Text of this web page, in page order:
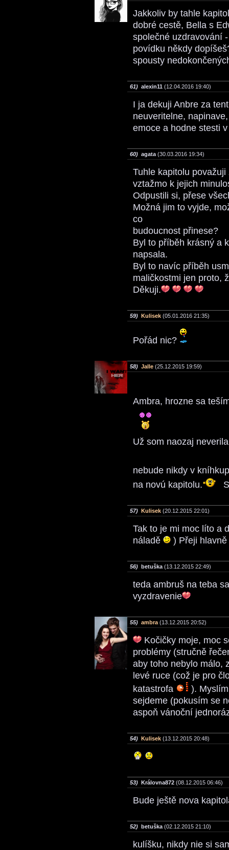
Jakkoliv by tahle
dobré cestě, Bella s
společné uzdravování
povídku někdy
spousty
61) alexin11 (12.04.2016 19:40)
I ja dekuji Anbre za
neuveritelne,
emoce a hodne stesti
60) agata (30.03.2016 19:34)
Tuhle kapitolu
vztažmo k jejich
Odpustili si, přese
Možná jim to vyjde,
co
budoucnost přinese?
Byl to příběh krásný a
napsala.
Byl to navíc příběh
maličkostmi jen proto,
Děkuji.
59) Kulisek (05.01.2016 21:35)
Pořád nic?
58) Jalle (25.12.2015 19:59)
Ambra, hrozne sa
Už som naozaj
nebude nikdy v
na novú kapitolu.
57) Kulisek (20.12.2015 22:01)
Tak to je mi moc líto a
náladě
) Přeji
56) betuška (13.12.2015 22:49)
teda ambruš na teba
vyzdravenie
55) ambra (13.12.2015 20:52)
Kočičky moje, moc
problémy (stručně
aby toho nebylo málo,
levé ruce (což je pro
katastrofa
).
sejdeme (pokusím se
aspoň vánoční
54) Kulisek (13.12.2015 20:48)
53) Královna872 (08.12.2015 06:46)
Bude ještě nova
52) betuška (02.12.2015 21:10)
kulíšku, nikdy nie si